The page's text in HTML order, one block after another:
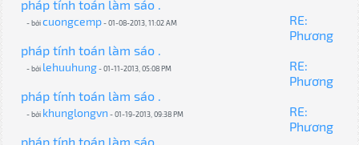
pháp tính toán làm sáo .
- bởicuongcemp- 01-08-2013, 11:02 AM
RE:
Phương
pháp tính toán làm sáo .
- bởi lehuuhung- 01-11-2013, 05:08 PM
RE:
Phương
pháp tính toán làm sáo .
- bởi khunglongvn - 01-19-2013, 09:38 PM
RE:
Phương
pháp tính toán làm sáo .